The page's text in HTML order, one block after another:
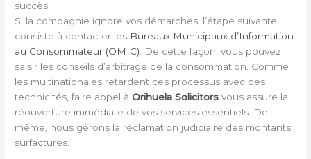
succès
Si la compagnie ignore vos démarches, l’étape suivante
consiste à contacter les Bureaux Municipaux d’Information
au Consommateur (OMIC) . De cette façon, vous pouvez
saisir les conseils d’arbitrage de la consommation. Comme
les multinationales retardent ces processus avec des
technicités, faire appel àOrihuela Solicitors vous assure la
réouverture immédiate de vos services essentiels. De
même, nous gérons la réclamation judiciaire des montants
surfacturés.